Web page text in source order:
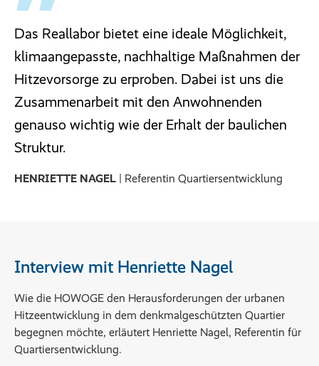
Das Reallabor bietet eine ideale Möglichkeit,
klimaangepasste, nachhaltige Maßnahmen der
Hitzevorsorge zu erproben. Dabei ist uns die
Zusammenarbeit mit den Anwohnenden
genauso wichtig wie der Erhalt der baulichen
Struktur.
HENRIETTE NAGEL | Referentin Quartiersentwicklung
Interview mit Henriette Nagel
Wie die HOWOGE den Herausforderungen der urbanen
Hitzeentwicklung in dem denkmalgeschützten Quartier
begegnen möchte, erläutert Henriette Nagel, Referentin für
Quartiersentwicklung.